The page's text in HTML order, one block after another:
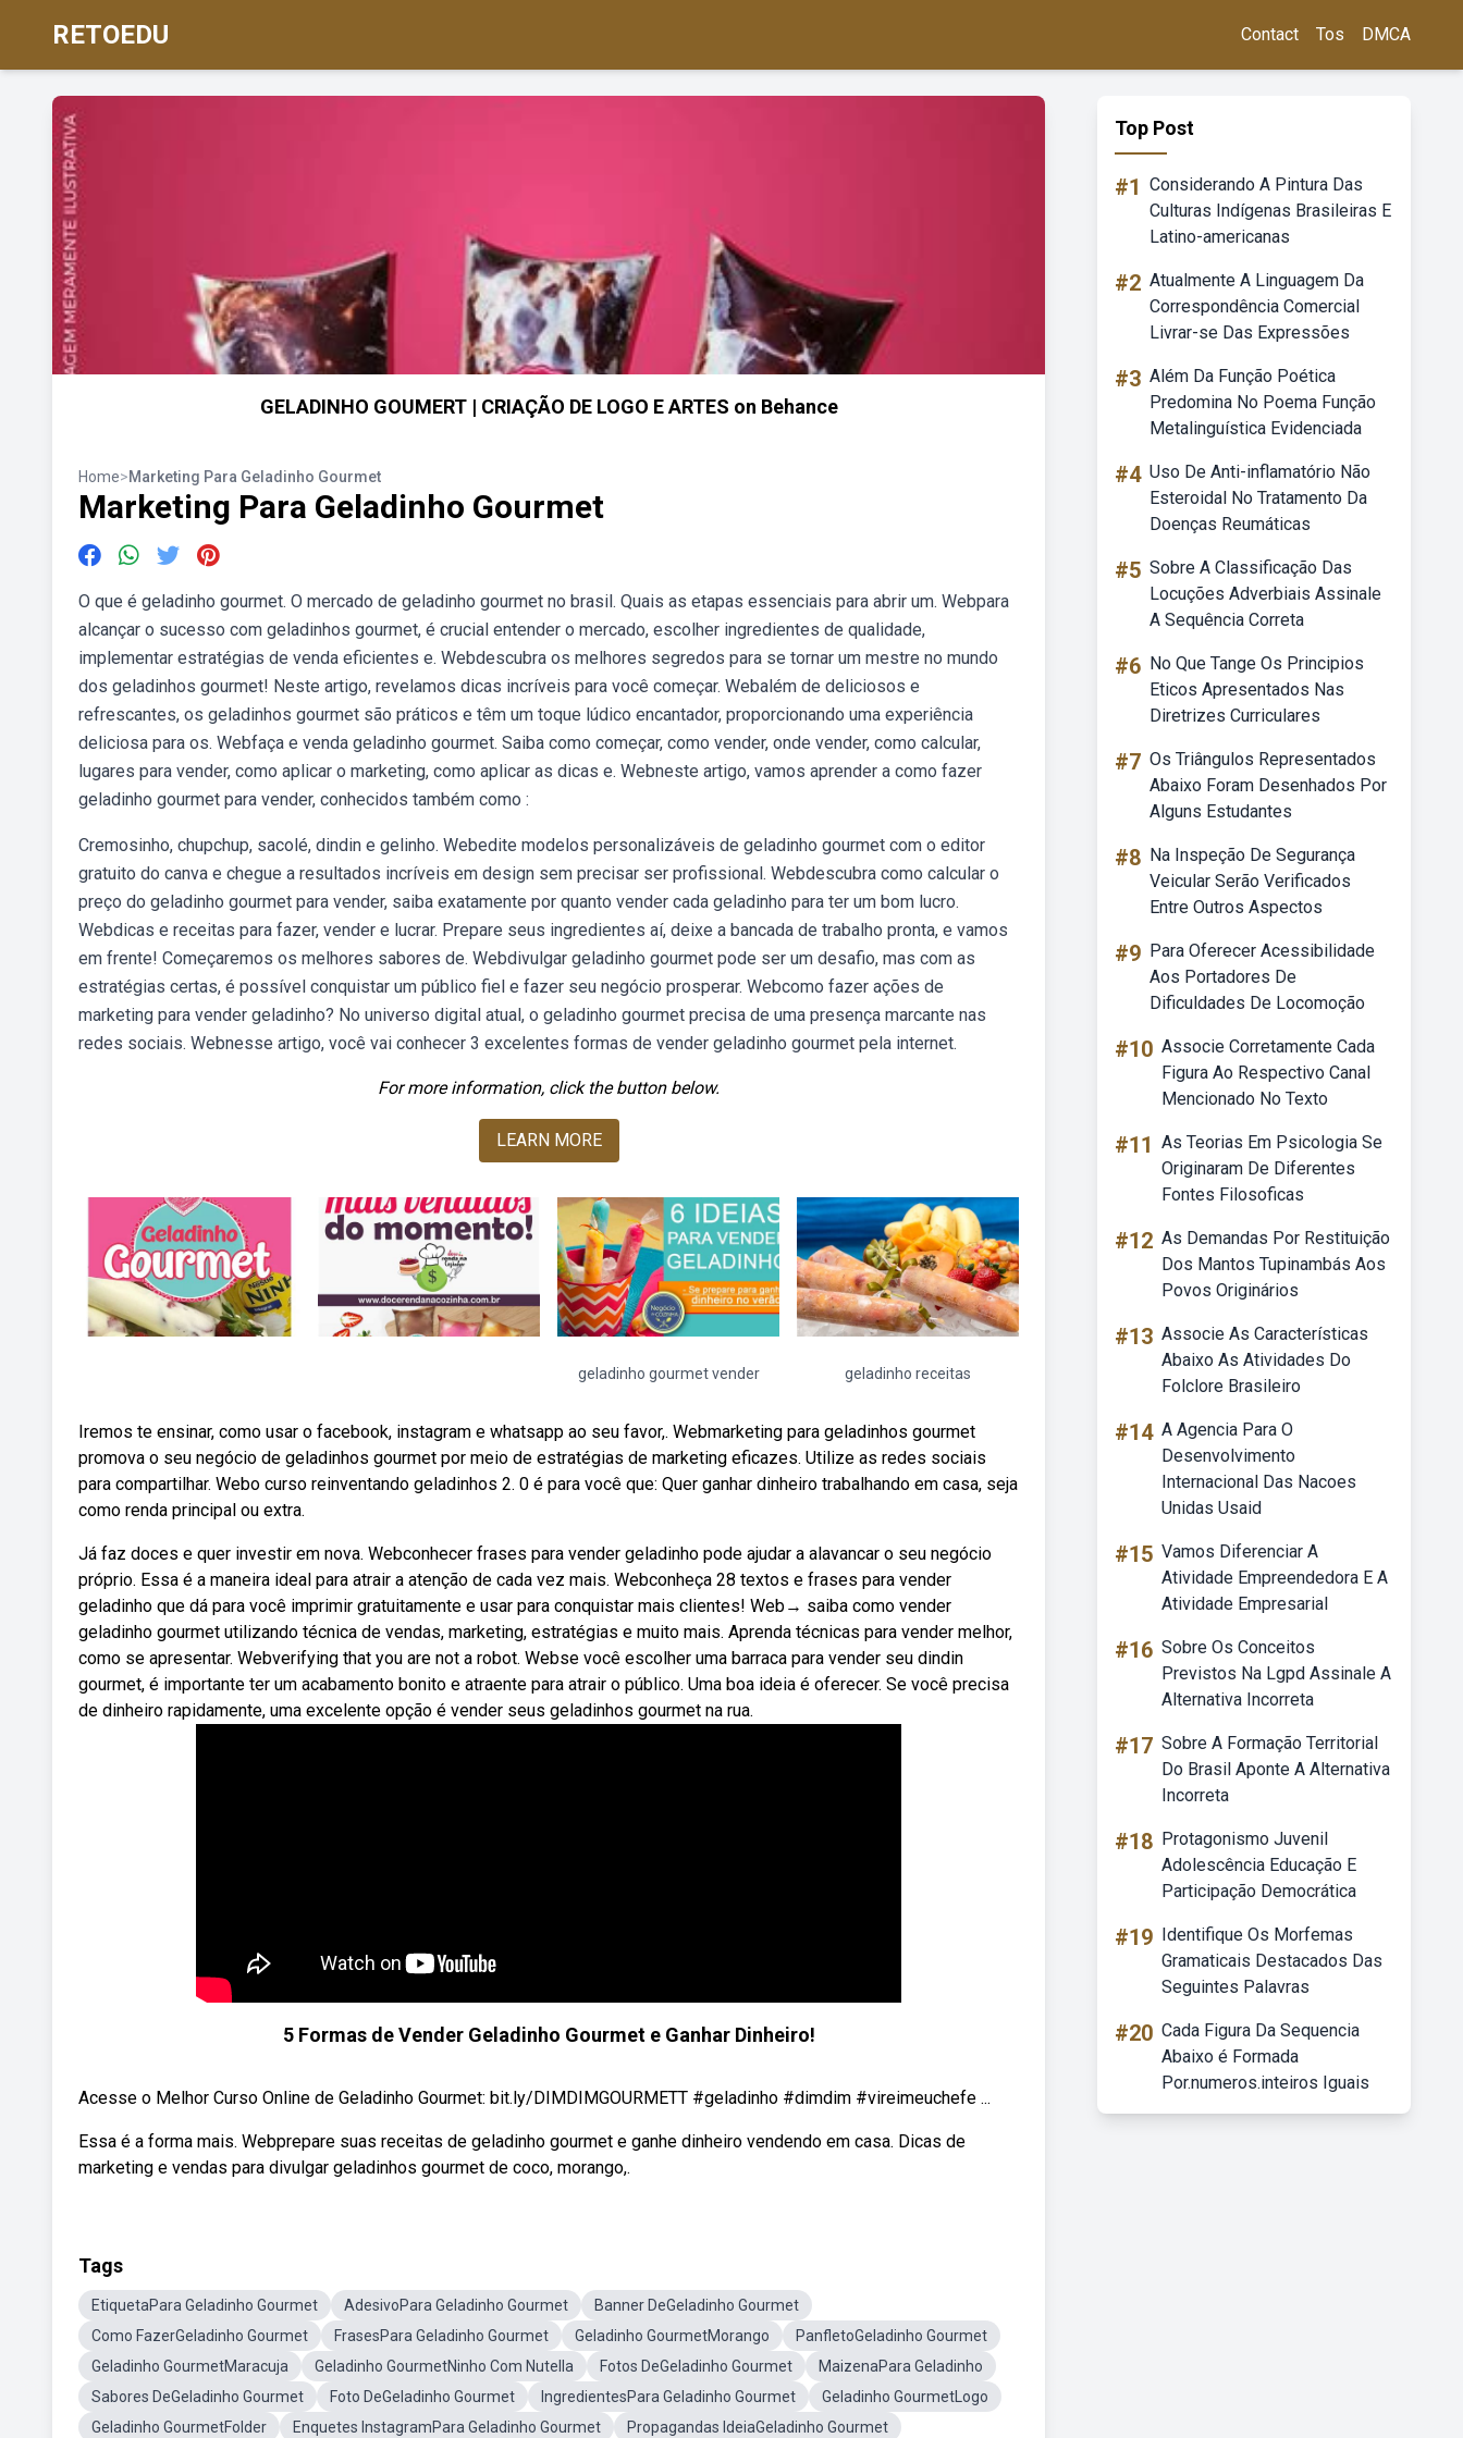
RETOEDU Contact Tos DMCA
GELADINHO GOUMERT | CRIAÇÃO DE LOGO E ARTES on Behance
Home>Marketing Para Geladinho Gourmet
Marketing Para Geladinho Gourmet
O que é geladinho gourmet. O mercado de geladinho gourmet no brasil. Quais as etapas essenciais para abrir um. Webpara
alcançar o sucesso com geladinhos gourmet, é crucial entender o mercado, escolher ingredientes de qualidade,
implementar estratégias de venda eficientes e. Webdescubra os melhores segredos para se tornar um mestre no mundo
dos geladinhos gourmet! Neste artigo, revelamos dicas incríveis para você começar. Webalém de deliciosos e
refrescantes, os geladinhos gourmet são práticos e têm um toque lúdico encantador, proporcionando uma experiência
deliciosa para os. Webfaça e venda geladinho gourmet. Saiba como começar, como vender, onde vender, como calcular,
lugares para vender, como aplicar o marketing, como aplicar as dicas e. Webneste artigo, vamos aprender a como fazer
geladinho gourmet para vender, conhecidos também como :
Cremosinho, chupchup, sacolé, dindin e gelinho. Webedite modelos personalizáveis de geladinho gourmet com o editor
gratuito do canva e chegue a resultados incríveis em design sem precisar ser profissional. Webdescubra como calcular o
preço do geladinho gourmet para vender, saiba exatamente por quanto vender cada geladinho para ter um bom lucro.
Webdicas e receitas para fazer, vender e lucrar. Prepare seus ingredientes aí, deixe a bancada de trabalho pronta, e vamos
em frente! Começaremos os melhores sabores de. Webdivulgar geladinho gourmet pode ser um desafio, mas com as
estratégias certas, é possível conquistar um público fiel e fazer seu negócio prosperar. Webcomo fazer ações de
marketing para vender geladinho? No universo digital atual, o geladinho gourmet precisa de uma presença marcante nas
redes sociais. Webnesse artigo, você vai conhecer 3 excelentes formas de vender geladinho gourmet pela internet.
For more information, click the button below.
LEARN MORE
geladinho gourmet vender geladinho receitas
Iremos te ensinar, como usar o facebook, instagram e whatsapp ao seu favor,. Webmarketing para geladinhos gourmet
promova o seu negócio de geladinhos gourmet por meio de estratégias de marketing eficazes. Utilize as redes sociais
para compartilhar. Webo curso reinventando geladinhos 2. 0 é para você que: Quer ganhar dinheiro trabalhando em casa, seja
como renda principal ou extra.
Já faz doces e quer investir em nova. Webconhecer frases para vender geladinho pode ajudar a alavancar o seu negócio
próprio. Essa é a maneira ideal para atrair a atenção de cada vez mais. Webconheça 28 textos e frases para vender
geladinho que dá para você imprimir gratuitamente e usar para conquistar mais clientes! Web→ saiba como vender
geladinho gourmet utilizando técnica de vendas, marketing, estratégias e muito mais. Aprenda técnicas para vender melhor,
como se apresentar. Webverifying that you are not a robot. Webse você escolher uma barraca para vender seu dindin
gourmet, é importante ter um acabamento bonito e atraente para atrair o público. Uma boa ideia é oferecer. Se você precisa
de dinheiro rapidamente, uma excelente opção é vender seus geladinhos gourmet na rua.
5 Formas de Vender Geladinho Gourmet e Ganhar Dinheiro!
Acesse o Melhor Curso Online de Geladinho Gourmet: bit.ly/DIMDIMGOURMETT #geladinho #dimdim #vireimeuchefe ...
Essa é a forma mais. Webprepare suas receitas de geladinho gourmet e ganhe dinheiro vendendo em casa. Dicas de
marketing e vendas para divulgar geladinhos gourmet de coco, morango,.
Tags
EtiquetaPara Geladinho Gourmet AdesivoPara Geladinho Gourmet
Banner DeGeladinho Gourmet
Como FazerGeladinho Gourmet
FrasesPara Geladinho Gourmet Geladinho GourmetMorango
PanfletoGeladinho Gourmet
Geladinho GourmetMaracuja
Geladinho GourmetNinho Com Nutella Fotos DeGeladinho Gourmet
MaizenaPara Geladinho
Sabores DeGeladinho Gourmet
Foto DeGeladinho Gourmet IngredientesPara Geladinho Gourmet
Geladinho GourmetLogo
Geladinho GourmetFolder
Enquetes InstagramPara Geladinho Gourmet
Propagandas IdeiaGeladinho Gourmet
Top Post
#1 Considerando A Pintura Das
Culturas Indígenas Brasileiras E
Latino-americanas
#2 Atualmente A Linguagem Da
Correspondência Comercial
Livrar-se Das Expressões
#3 Além Da Função Poética
Predomina No Poema Função
Metalinguística Evidenciada
#4 Uso De Anti-inflamatório Não
Esteroidal No Tratamento Da
Doenças Reumáticas
#5 Sobre A Classificação Das
Locuções Adverbiais Assinale
A Sequência Correta
#6 No Que Tange Os Principios
Eticos Apresentados Nas
Diretrizes Curriculares
#7 Os Triângulos Representados
Abaixo Foram Desenhados Por
Alguns Estudantes
#8 Na Inspeção De Segurança
Veicular Serão Verificados
Entre Outros Aspectos
#9 Para Oferecer Acessibilidade
Aos Portadores De
Dificuldades De Locomoção
#10 Associe Corretamente Cada
Figura Ao Respectivo Canal
Mencionado No Texto
#11 As Teorias Em Psicologia Se
Originaram De Diferentes
Fontes Filosoficas
#12 As Demandas Por Restituição
Dos Mantos Tupinambás Aos
Povos Originários
#13 Associe As Características
Abaixo As Atividades Do
Folclore Brasileiro
#14 A Agencia Para O
Desenvolvimento
Internacional Das Nacoes
Unidas Usaid
#15 Vamos Diferenciar A
Atividade Empreendedora E A
Atividade Empresarial
#16 Sobre Os Conceitos
Previstos Na Lgpd Assinale A
Alternativa Incorreta
#17 Sobre A Formação Territorial
Do Brasil Aponte A Alternativa
Incorreta
#18 Protagonismo Juvenil
Adolescência Educação E
Participação Democrática
#19 Identifique Os Morfemas
Gramaticais Destacados Das
Seguintes Palavras
#20 Cada Figura Da Sequencia
Abaixo é Formada
Por.numeros.inteiros Iguais